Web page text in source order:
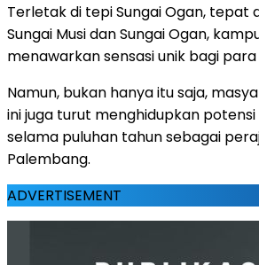
Terletak di tepi Sungai Ogan, tepat
Sungai Musi dan Sungai Ogan,
menawarkan sensasi unik bagi
Namun, bukan hanya itu saja,
ini juga turut menghidupkan
selama puluhan tahun sebagai
Palembang.
ADVERTISEMENT